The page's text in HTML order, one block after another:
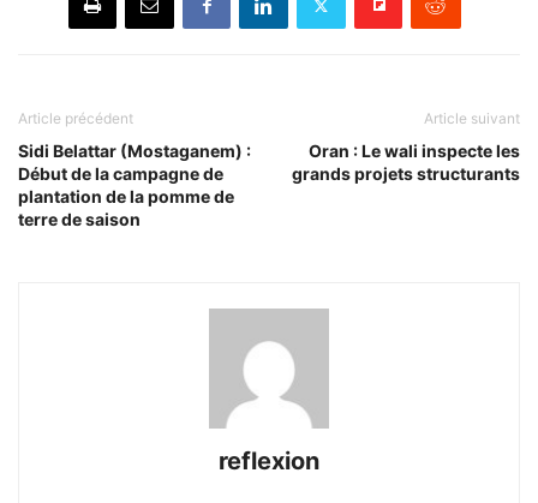
Article précédent
Sidi Belattar (Mostaganem) :
Début de la campagne de
plantation de la pomme de
terre de saison
Article suivant
Oran : Le wali inspecte les
grands projets structurants
reflexion